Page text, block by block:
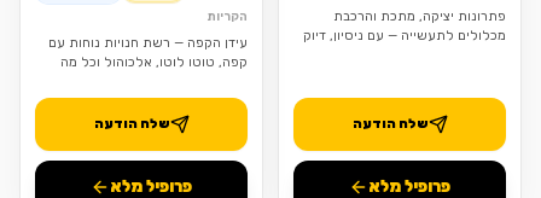
פתרונות יציקה, מתכת והרכבת
מכלולים לתעשייה — עם ניסיון, דיוק
שלח הודעה
פרופיל מלא
הקריות
עידן הקפה — רשת חנויות נוחות עם
קפה, טוטו לוטו, אלכוהול וכל מה
שלח הודעה
פרופיל מלא